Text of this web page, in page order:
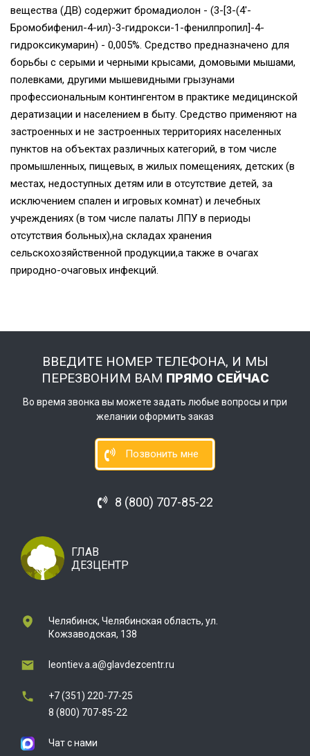
вещества (ДВ) содержит бромадиолон - (3-[3-(4'-
Бромобифенил-4-ил)-3-гидрокси-1-фенилпропил]-4-
гидроксикумарин) - 0,005%. Средство предназначено для
борьбы с серыми и черными крысами, домовыми мышами,
полевками, другими мышевидными грызунами
профессиональным контингентом в практике медицинской
дератизации и населением в быту. Средство применяют на
застроенных и не застроенных территориях населенных
пунктов на объектах различных категорий, в том числе
промышленных, пищевых, в жилых помещениях, детских (в
местах, недоступных детям или в отсутствие детей, за
исключением спален и игровых комнат) и лечебных
учреждениях (в том числе палаты ЛПУ в периоды
отсутствия больных),на складах хранения
сельскохозяйственной продукции,а также в очагах
природно-очаговых инфекций.
ВВЕДИТЕ НОМЕР ТЕЛЕФОНА, И МЫ
ПЕРЕЗВОНИМ ВАМ ПРЯМО СЕЙЧАС
Во время звонка вы можете задать любые вопросы и при
желании оформить заказ
Позвонить мне
8 (800) 707-85-22
ГЛАВ
ДЕЗЦЕНТР
Челябинск, Челябинская область, ул.
Кожзаводская, 138
leontiev.a.a@glavdezcentr.ru
+7 (351) 220-77-25
8 (800) 707-85-22
Чат с нами